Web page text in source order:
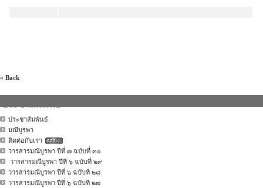
« Back
ประชาสัมพันธ์
มณีบูรพา
ติดต่อกับเรา
วารสารมณีบูรพา ปีที่ ๗ ฉบับที่ ๓๐
วารสารมณีบูรพา ปีที่ ๖ ฉบับที่ ๒๙
วารสารมณีบูรพา ปีที่ ๖ ฉบับที่ ๒๘
วารสารมณีบูรพา ปีที่ ๖ ฉบับที่ ๒๗